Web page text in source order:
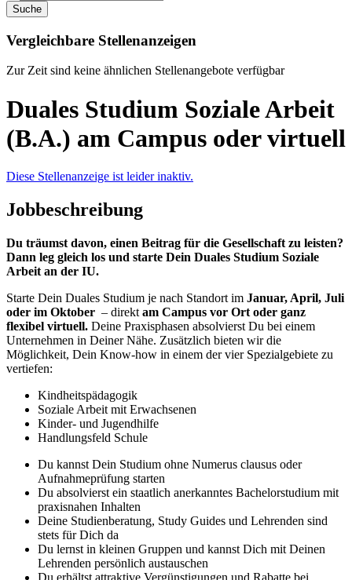
Suche
Vergleichbare Stellenanzeigen
Zur Zeit sind keine ähnlichen Stellenangebote verfügbar
Duales Studium Soziale Arbeit
(B.A.) am Campus oder virtuell
Diese Stellenanzeige ist leider inaktiv.
Jobbeschreibung
Du träumst davon, einen Beitrag für die Gesellschaft zu leisten?
Dann leg gleich los und starte Dein Duales Studium Soziale
Arbeit an der IU.
Starte Dein Duales Studium je nach Standort im Januar, April, Juli
oder im Oktober – direkt am Campus vor Ort oder ganz
flexibel virtuell. Deine Praxisphasen absolvierst Du bei einem
Unternehmen in Deiner Nähe. Zusätzlich bieten wir die
Möglichkeit, Dein Know-how in einem der vier Spezialgebiete zu
vertiefen:
Kindheitspädagogik
Soziale Arbeit mit Erwachsenen
Kinder- und Jugendhilfe
Handlungsfeld Schule
Du kannst Dein Studium ohne Numerus clausus oder
Aufnahmeprüfung starten
Du absolvierst ein staatlich anerkanntes Bachelorstudium mit
praxisnahen Inhalten
Deine Studienberatung, Study Guides und Lehrenden sind
stets für Dich da
Du lernst in kleinen Gruppen und kannst Dich mit Deinen
Lehrenden persönlich austauschen
Du erhältst attraktive Vergünstigungen und Rabatte bei